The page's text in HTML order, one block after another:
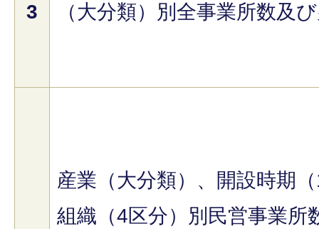
3
（大分類）別全事業所数及
産業（大分類）、開設時期
組織（4区分）別民営事業所